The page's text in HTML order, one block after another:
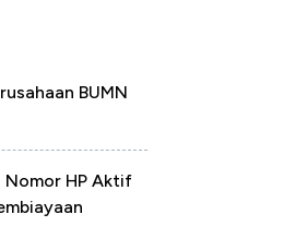
BUMN
Nomor HP Aktif